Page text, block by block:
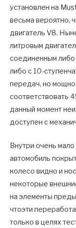
установлен на
весьма вероятно,
двигатель V8.
литровым
соединенным либо
либо с 10-
передач, но
соответствовать
данный момент
доступен с
Внутри очень
автомобиль
колесо видно и
некоторые
на элементы
чтоэти
только в целях